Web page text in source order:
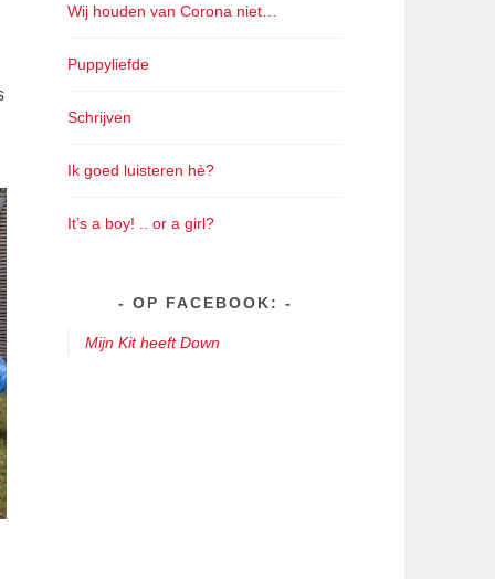
Wij houden van Corona niet…
Puppyliefde
Schrijven
Ik goed luisteren hè?
It’s a boy! .. or a girl?
OP FACEBOOK:
Mijn Kit heeft Down